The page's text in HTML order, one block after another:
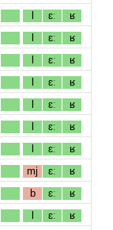
l ɛː ʁ
l ɛː ʁ
l ɛː ʁ
l ɛː ʁ
l ɛː ʁ
l ɛː ʁ
l ɛː ʁ
mj ɛː ʁ
b ɛː ʁ
l ɛː ʁ